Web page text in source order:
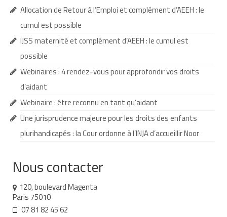
Demande d’orientation
Demande d’AVS
Autres aides financières
Aides municipales
Aides pour les salariés du privé
Aide exceptionnelle sécurité sociale
scolarisation
Education nationale : ASH
décision favorable
Allocation de Retour à l’Emploi et complément d’AEEH : le
cumul est possible
IJSS maternité et complément d’AEEH : le cumul est
possible
Webinaires : 4 rendez-vous pour approfondir vos droits
d’aidant
Webinaire : être reconnu en tant qu’aidant
Une jurisprudence majeure pour les droits des enfants
plurihandicapés : la Cour ordonne à l’INJA d’accueillir Noor
Nous contacter
120, boulevard Magenta
Paris 75010
07 81 82 45 62